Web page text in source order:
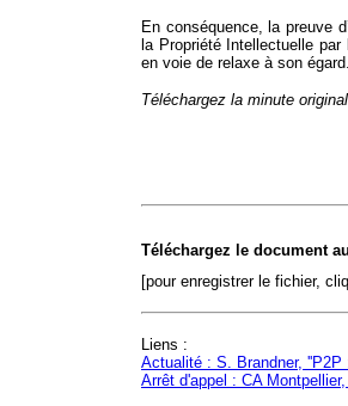
En conséquence, la preuve
la Propriété Intellectuelle par
en voie de relaxe à son
Téléchargez la minute
Téléchargez le document
[pour enregistrer le fichier,
Liens :
Actualité : S. Brandner,
Arrêt d'appel : CA